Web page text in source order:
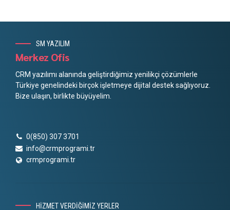
SM YAZILIM
Merkez Ofis
CRM yazılımı alanında geliştirdiğimiz yenilikçi çözümlerle
Türkiye genelindeki birçok işletmeye dijital destek sağlıyoruz.
Bize ulaşın, birlikte büyüyelim.
0(850) 307 3701
info@crmprogrami.tr
crmprogrami.tr
HİZMET VERDİĞİMİZ YERLER